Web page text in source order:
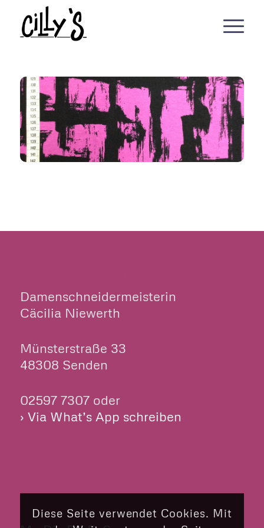
Damenschneidermeisterin
Cäcilia Niewerth
Münsterstraße 33
48308 Senden
02597 7307 oder
› Via What’s App schreiben
ÖFFNUNGSZEITEN
Diese Seite verwendet Cookies. Mit